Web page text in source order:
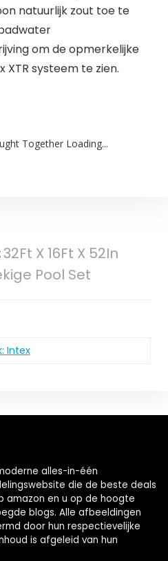
natuurlijk zout toe te
om de opmerkelijke
systeem te zien.
Together Loading...
32Ft X 16Ft X 52In
Pool Set
Intex
alles-in-één
die de beste deals
amazon en u op de hoogte
blogs. Alle afbeeldingen
door hun respectievelijke
is afgeleid van hun